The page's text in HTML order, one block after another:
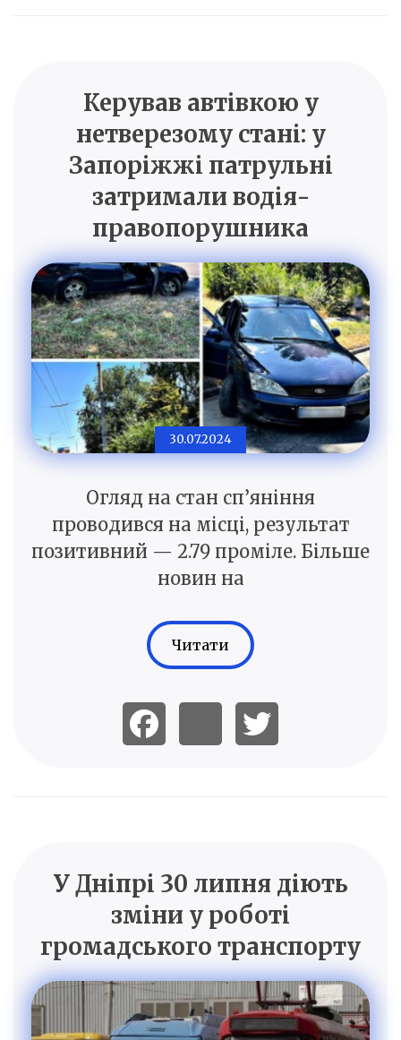
Керував автівкою у
нетверезому стані: у
Запоріжжі патрульні
затримали водія-
правопорушника
30.07.2024
Огляд на стан сп’яніння
проводився на місці, результат
позитивний — 2.79 проміле. Більше
новин на
Читати
У Дніпрі 30 липня діють
зміни у роботі
громадського транспорту